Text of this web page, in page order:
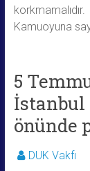
korkmamalıdır.
Kamuoyuna
5
İstanbul
önünde
DUK Vakfı